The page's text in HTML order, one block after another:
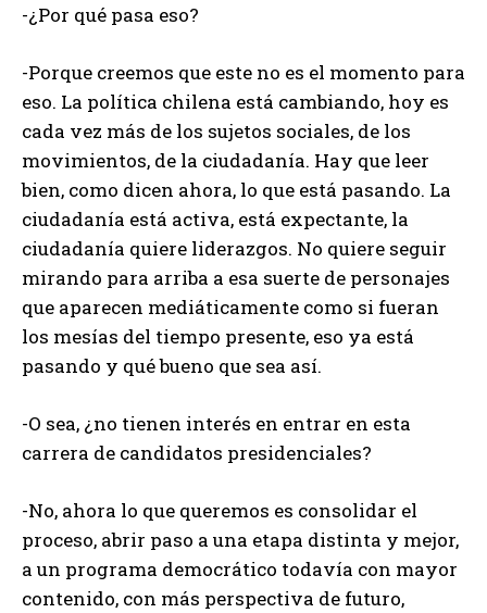
-¿Por qué pasa eso?
-Porque creemos que este no es el momento para
eso. La política chilena está cambiando, hoy es
cada vez más de los sujetos sociales, de los
movimientos, de la ciudadanía. Hay que leer
bien, como dicen ahora, lo que está pasando. La
ciudadanía está activa, está expectante, la
ciudadanía quiere liderazgos. No quiere seguir
mirando para arriba a esa suerte de personajes
que aparecen mediáticamente como si fueran
los mesías del tiempo presente, eso ya está
pasando y qué bueno que sea así.
-O sea, ¿no tienen interés en entrar en esta
carrera de candidatos presidenciales?
-No, ahora lo que queremos es consolidar el
proceso, abrir paso a una etapa distinta y mejor,
a un programa democrático todavía con mayor
contenido, con más perspectiva de futuro,